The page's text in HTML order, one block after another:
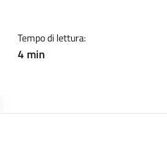
Tempo di lettura:
4 min